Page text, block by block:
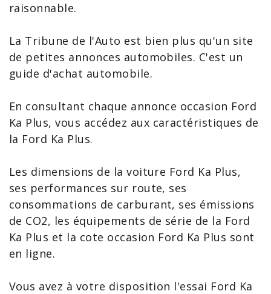
raisonnable.
La Tribune de l'Auto est bien plus qu'un site
de petites annonces automobiles. C'est un
guide d'achat automobile.
En consultant chaque annonce occasion Ford
Ka Plus, vous accédez aux caractéristiques de
la Ford Ka Plus.
Les dimensions de lavoiture Ford Ka Plus,
ses performances sur route, ses
consommations de carburant, ses émissions
de CO2, les équipements de série de la Ford
Ka Plus et la cote occasion Ford Ka Plus sont
en ligne.
Vous avez à votre disposition l'essai Ford Ka